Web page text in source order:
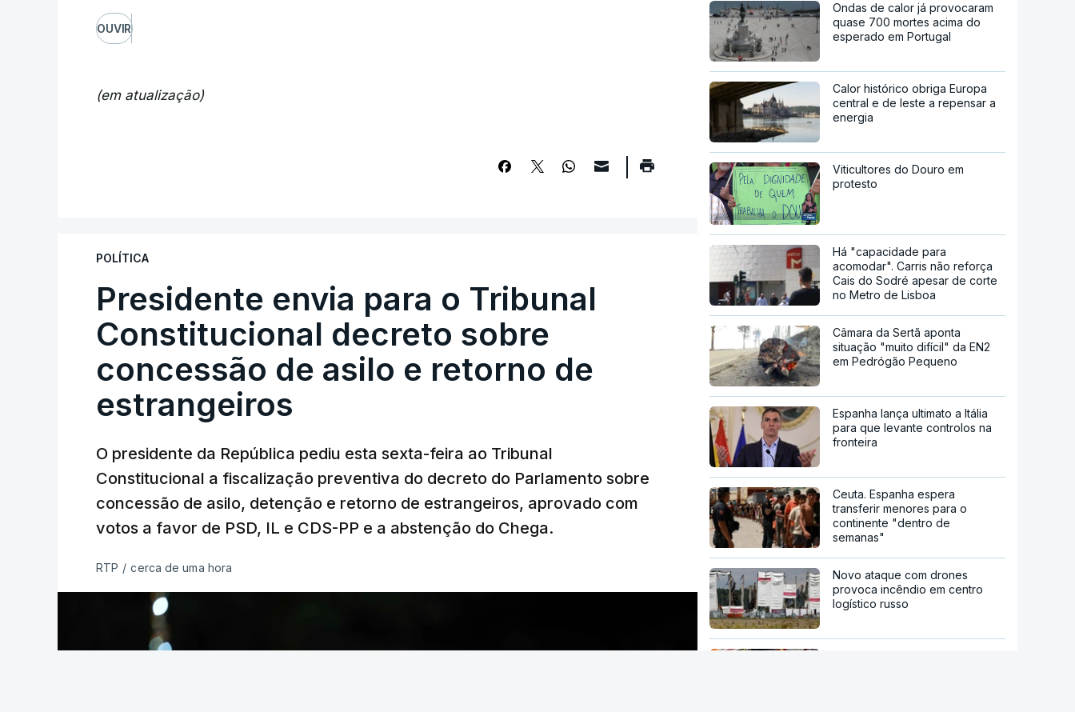
OUVIR
(em atualização)
POLÍTICA
Presidente envia para o Tribunal
Constitucional decreto sobre
concessão de asilo e retorno de
estrangeiros
O presidente da República pediu esta sexta-feira ao Tribunal
Constitucional a fiscalização preventiva do decreto do Parlamento sobre
concessão de asilo, detenção e retorno de estrangeiros, aprovado com
votos a favor de PSD, IL e CDS-PP e a abstenção do Chega.
RTP / cerca de uma hora
Ondas de calor já provocaram
quase 700 mortes acima do
esperado em Portugal
Calor histórico obriga Europa
central e de leste a repensar a
energia
Viticultores do Douro em
protesto
Há "capacidade para
acomodar". Carris não reforça
Cais do Sodré apesar de corte
no Metro de Lisboa
Câmara da Sertã aponta
situação "muito difícil" da EN2
em Pedrógão Pequeno
Espanha lança ultimato a Itália
para que levante controlos na
fronteira
Ceuta. Espanha espera
transferir menores para o
continente "dentro de
semanas"
Novo ataque com drones
provoca incêndio em centro
logístico russo